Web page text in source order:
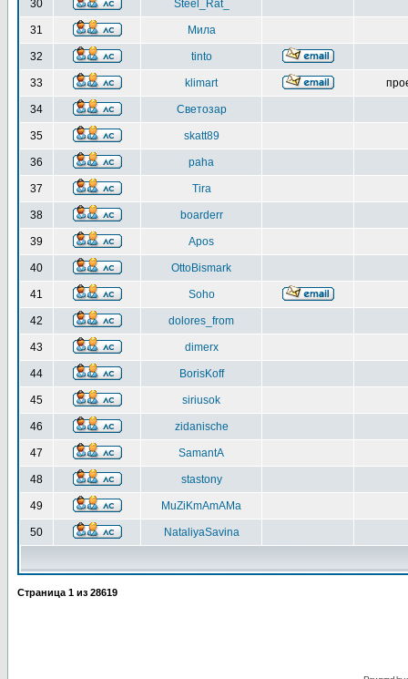
30 Steel_Rat_
31 Мила
32 tinto
33 klimart
34 Светозар
35 skatt89
36 paha
37 Tira
38 boarderr
39 Apos
40 OttoBismark
41 Soho
42 dolores_from
43 dimerx
44 BorisKoff
45 siriusok
46 zidanische
47 SamantA
48 stastony
49 MuZiKmAmAMa
50 NataliyaSavina
Страница 1 из 28619